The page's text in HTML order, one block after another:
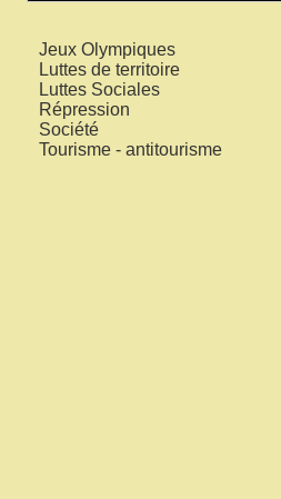
Jeux Olympiques
Luttes de territoire
Luttes Sociales
Répression
Société
Tourisme - antitourisme